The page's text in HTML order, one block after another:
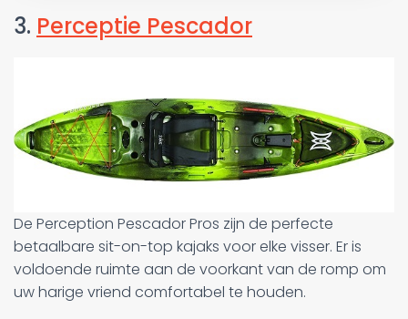
3. Perceptie Pescador
De Perception Pescador Pros zijn de perfecte
betaalbare sit-on-top kajaks voor elke visser. Er is
voldoende ruimte aan de voorkant van de romp om
uw harige vriend comfortabel te houden.